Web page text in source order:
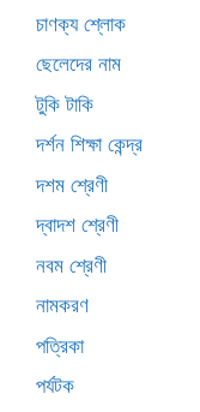
চাণক্য শ্লোক
ছেলেদের নাম
টুকি টাকি
দর্শন শিক্ষা কেন্দ্র
দশম শ্রেণী
দ্বাদশ শ্রেণী
নবম শ্রেণী
নামকরণ
পত্রিকা
পর্যটক